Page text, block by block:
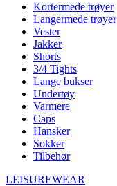
Kortermede trøyer
Langermede trøyer
Vester
Jakker
Shorts
3/4 Tights
Lange bukser
Undertøy
Varmere
Caps
Hansker
Sokker
Tilbehør
LEISUREWEAR